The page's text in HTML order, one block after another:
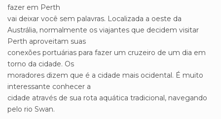
fazer em Perth
vai deixar você sem palavras. Localizada a oeste da
Austrália, normalmente os viajantes que decidem visitar
Perth aproveitam suas
conexões portuárias para fazer um cruzeiro de um dia em
torno da cidade. Os
moradores dizem que é a cidade mais ocidental. É muito
interessante conhecer a
cidade através de sua rota aquática tradicional, navegando
pelo rio Swan.